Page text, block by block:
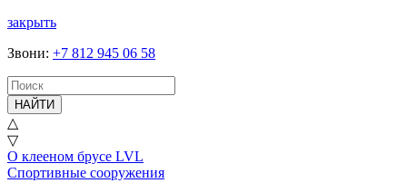
закрыть
Звони: +7 812 945 06 58
НАЙТИ
△
▽
О клееном брусе LVL
Спортивные сооружения